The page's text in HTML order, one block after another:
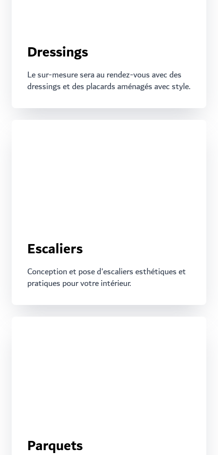
Dressings
Le sur-mesure sera au rendez-vous avec des
dressings et des placards aménagés avec style.
Escaliers
Conception et pose d'escaliers esthétiques et
pratiques pour votre intérieur.
Parquets